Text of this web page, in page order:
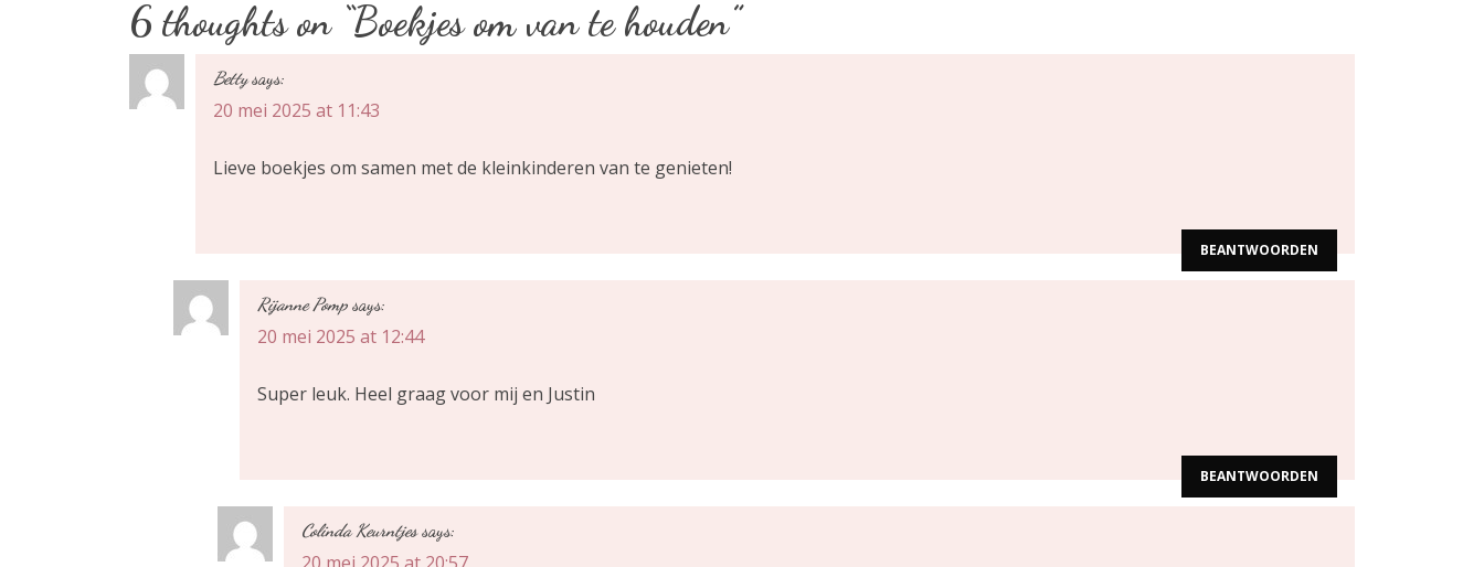
r
6 thoughts on “Boekjes om van te houden”
Betty says:
20 mei 2025 at 11:43
Lieve boekjes om samen met de kleinkinderen van te genieten!
BEANTWOORDEN
Rijanne Pomp says:
20 mei 2025 at 12:44
Super leuk. Heel graag voor mij en Justin
BEANTWOORDEN
Colinda Keurntjes says: